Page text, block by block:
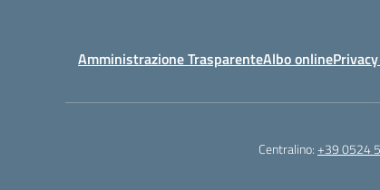
Amministrazione TrasparenteAlbo online
Centralino:+39 0524